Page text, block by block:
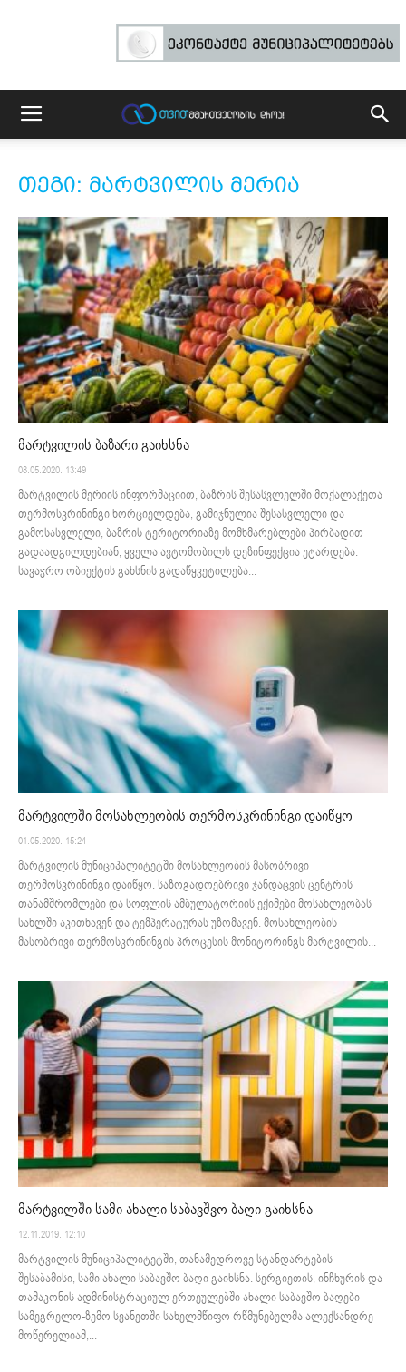
თეგი: მარტვილის მერია
მარტვილის ბაზარი გაიხსნა
08.05.2020. 13:49
მარტვილის მერიის ინფორმაციით, ბაზრის შესასვლელში მოქალაქეთა
თერმოსკრინინგი ხორციელდება, გამიჯნულია შესასვლელი და
გამოსასვლელი, ბაზრის ტერიტორიაზე მომხმარებლები პირბადით
გადაადგილდებიან, ყველა ავტომობილს დეზინფექცია უტარდება.
სავაჭრო ობიექტის გახსნის გადაწყვეტილება...
მარტვილში მოსახლეობის თერმოსკრინინგი დაიწყო
01.05.2020. 15:24
მარტვილის მუნიციპალიტეტში მოსახლეობის მასობრივი
თერმოსკრინინგი დაიწყო. საზოგადოებრივი ჯანდაცვის ცენტრის
თანამშრომლები და სოფლის ამბულატორიის ექიმები მოსახლეობას
სახლში აკითხავენ და ტემპერატურას უზომავენ. მოსახლეობის
მასობრივი თერმოსკრინინგის პროცესის მონიტორინგს მარტვილის...
მარტვილში სამი ახალი საბავშვო ბაღი გაიხსნა
12.11.2019. 12:10
მარტვილის მუნიციპალიტეტში, თანამედროვე სტანდარტების
შესაბამისი, სამი ახალი საბავშო ბაღი გაიხსნა. სერგიეთის, ინჩხურის და
თამაკონის ადმინისტრაციულ ერთეულებში ახალი საბავშო ბაღები
სამეგრელო-ზემო სვანეთში სახელმწიფო რწმუნებულმა ალექსანდრე
მოწერელიამ,...